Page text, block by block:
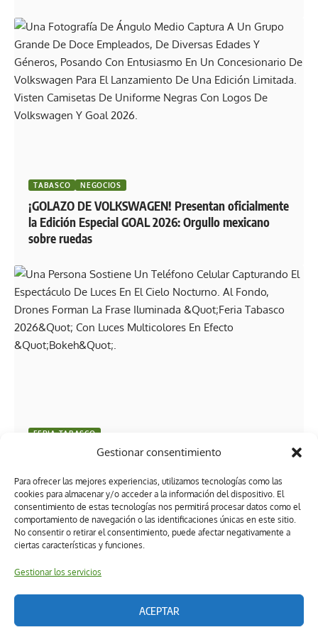
Gestionar consentimiento
Para ofrecer las mejores experiencias, utilizamos tecnologías como las
cookies para almacenar y/o acceder a la información del dispositivo. El
consentimiento de estas tecnologías nos permitirá procesar datos como el
comportamiento de navegación o las identificaciones únicas en este sitio.
No consentir o retirar el consentimiento, puede afectar negativamente a
ciertas características y funciones.
Gestionar los servicios
ACEPTAR
TABASCO NEGOCIOS
¡GOLAZO DE VOLKSWAGEN! Presentan oficialmente
la Edición Especial GOAL 2026: Orgullo mexicano
sobre ruedas
FERIA TABASCO
¡Hasta 2027!: Javier May clausura con éxito la Feria